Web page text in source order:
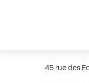
45 rue des